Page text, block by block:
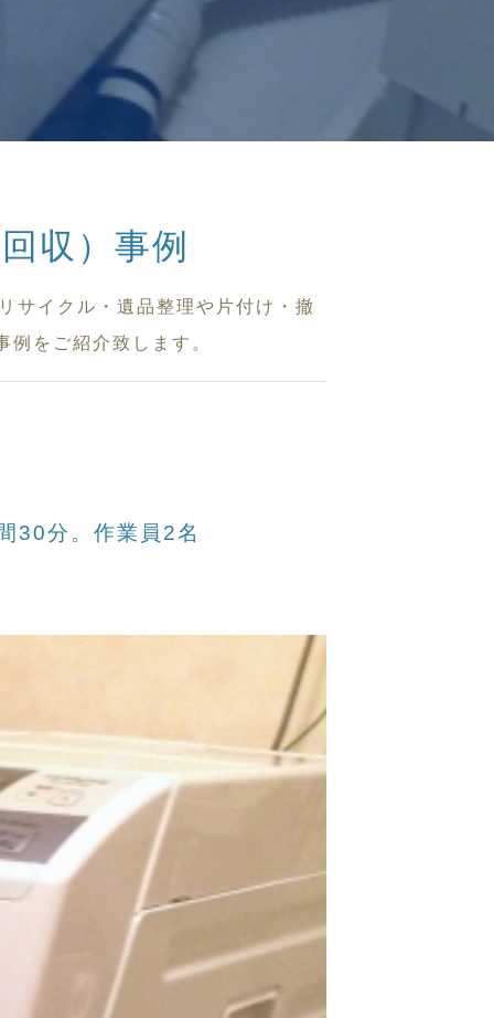
収）事例
サイクル・遺品整理や片付け・撤
をご紹介致します。
30分。作業員2名